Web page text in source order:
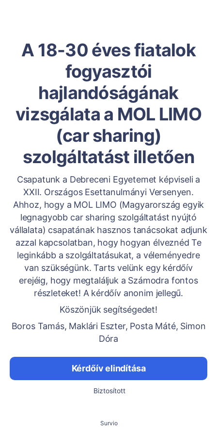
A 18-30 éves fiatalok
fogyasztói
hajlandóságának
vizsgálata a MOL LIMO
(car sharing)
szolgáltatást illetően
Csapatunk a Debreceni Egyetemet képviseli a
XXII. Országos Esettanulmányi Versenyen.
Ahhoz, hogy a MOL LIMO (Magyarország egyik
legnagyobb car sharing szolgáltatást nyújtó
vállalata) csapatának hasznos tanácsokat adjunk
azzal kapcsolatban, hogy hogyan élveznéd Te
leginkább a szolgáltatásukat, a véleményedre
van szükségünk. Tarts velünk egy kérdőív
erejéig, hogy megtaláljuk a Számodra fontos
részleteket! A kérdőív anonim jellegű.
Köszönjük segítségedet!
Boros Tamás, Maklári Eszter, Posta Máté, Simon
Dóra
Kérdőív elindítása
Biztosított
Survio